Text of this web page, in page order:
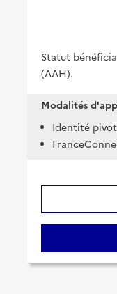
Statut
(AAH).
Modalités
Identité pivot